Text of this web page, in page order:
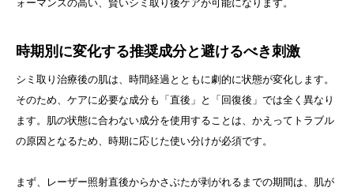
ォーマンスの高い、賢いシミ取り後ケアが可能になります。
時期別に変化する推奨成分と避けるべき刺激
シミ取り治療後の肌は、時間経過とともに劇的に状態が変化します。
そのため、ケアに必要な成分も「直後」と「回復後」では全く異なり
ます。肌の状態に合わない成分を使用することは、かえってトラブル
の原因となるため、時期に応じた使い分けが必須です。
まず、レーザー照射直後からかさぶたが剥がれるまでの期間は、肌が